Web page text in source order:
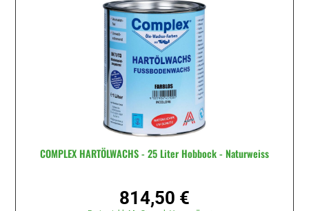
COMPLEX HARTÖLWACHS - 25 Liter Hobbock - Naturweiss
Regulärer Preis:
814,50 €